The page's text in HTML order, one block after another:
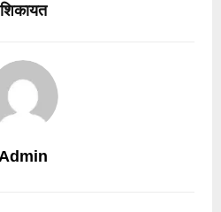
शिकायत
Admin